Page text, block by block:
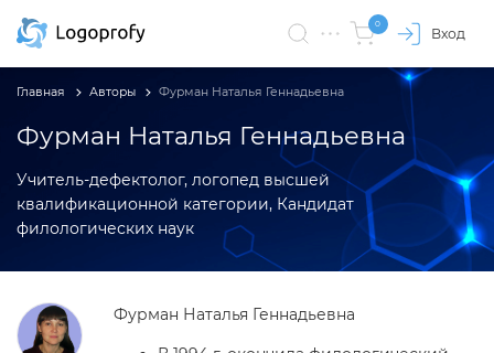
0
Вход
Фурман Наталья Геннадьевна
Учитель-дефектолог, логопед высшей
квалификационной категории, Кандидат
филологических наук
Главная Авторы Фурман Наталья Геннадьевна
Фурман Наталья Геннадьевна